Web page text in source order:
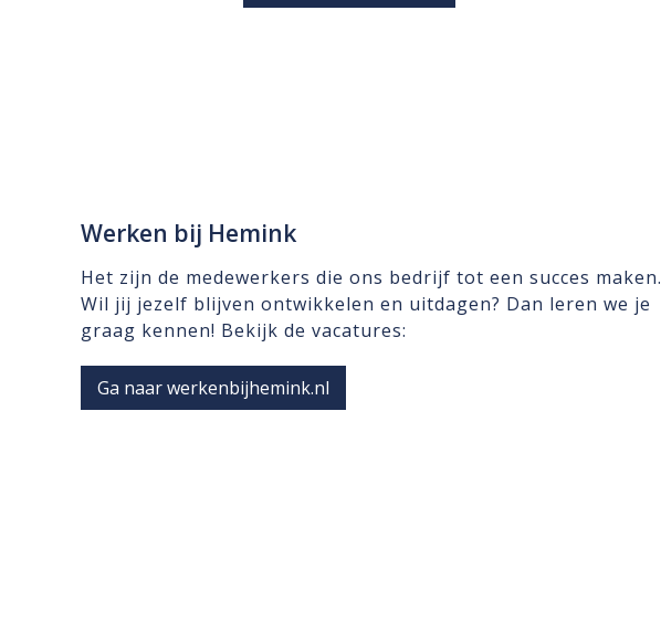
Werken bij Hemink
Het zijn de medewerkers die ons bedrijf tot een succes maken.
Wil jij jezelf blijven ontwikkelen en uitdagen? Dan leren we je
graag kennen! Bekijk de vacatures:
Ga naar werkenbijhemink.nl